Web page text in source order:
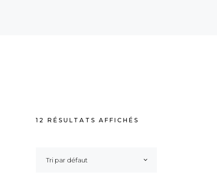
12 RÉSULTATS AFFICHÉS
Tri par défaut